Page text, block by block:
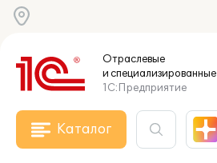
Отраслевые
и специализированные
1С:Предприятие
Каталог